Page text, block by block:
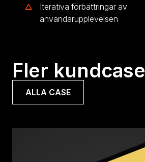
Iterativa förbättringar av
användarupplevelsen
Fler kundcase
ALLA CASE